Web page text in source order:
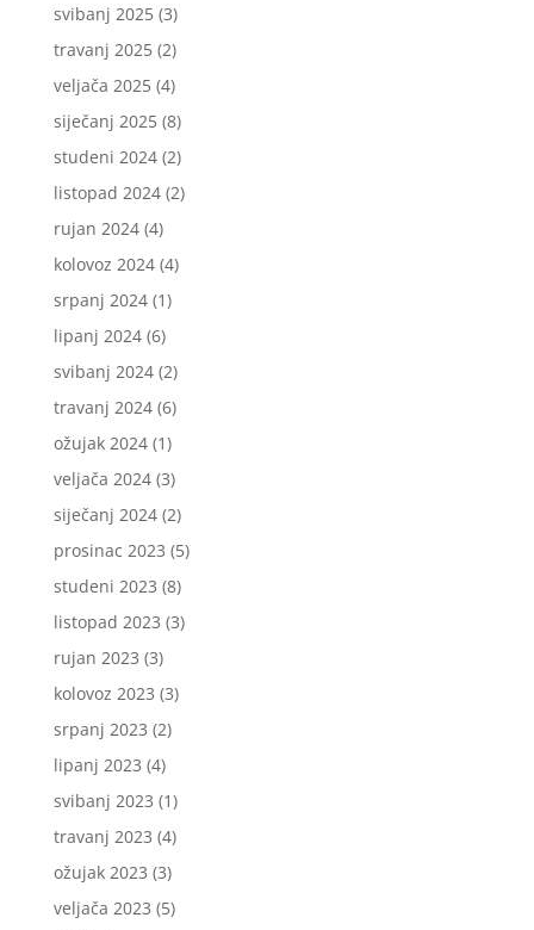
svibanj 2025(3)
travanj 2025(2)
veljača 2025(4)
siječanj 2025(8)
studeni 2024(2)
listopad 2024(2)
rujan 2024(4)
kolovoz 2024(4)
srpanj 2024(1)
lipanj 2024(6)
svibanj 2024(2)
travanj 2024(6)
ožujak 2024(1)
veljača 2024(3)
siječanj 2024(2)
prosinac 2023 (5)
studeni 2023 (8)
listopad 2023 (3)
rujan 2023 (3)
kolovoz 2023 (3)
srpanj 2023 (2)
lipanj 2023 (4)
svibanj 2023 (1)
travanj 2023 (4)
ožujak 2023 (3)
veljača 2023 (5)